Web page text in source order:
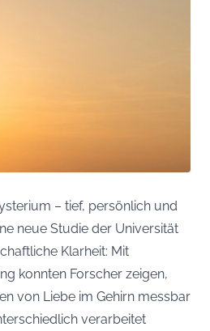
– tief, persönlich und
neue Studie der Universität
Klarheit: Mit
konnten Forscher zeigen,
von Liebe im Gehirn messbar
verarbeitet